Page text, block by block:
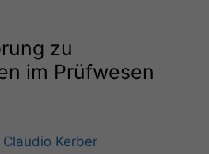
zu
im Prüfwesen
Claudio Kerber